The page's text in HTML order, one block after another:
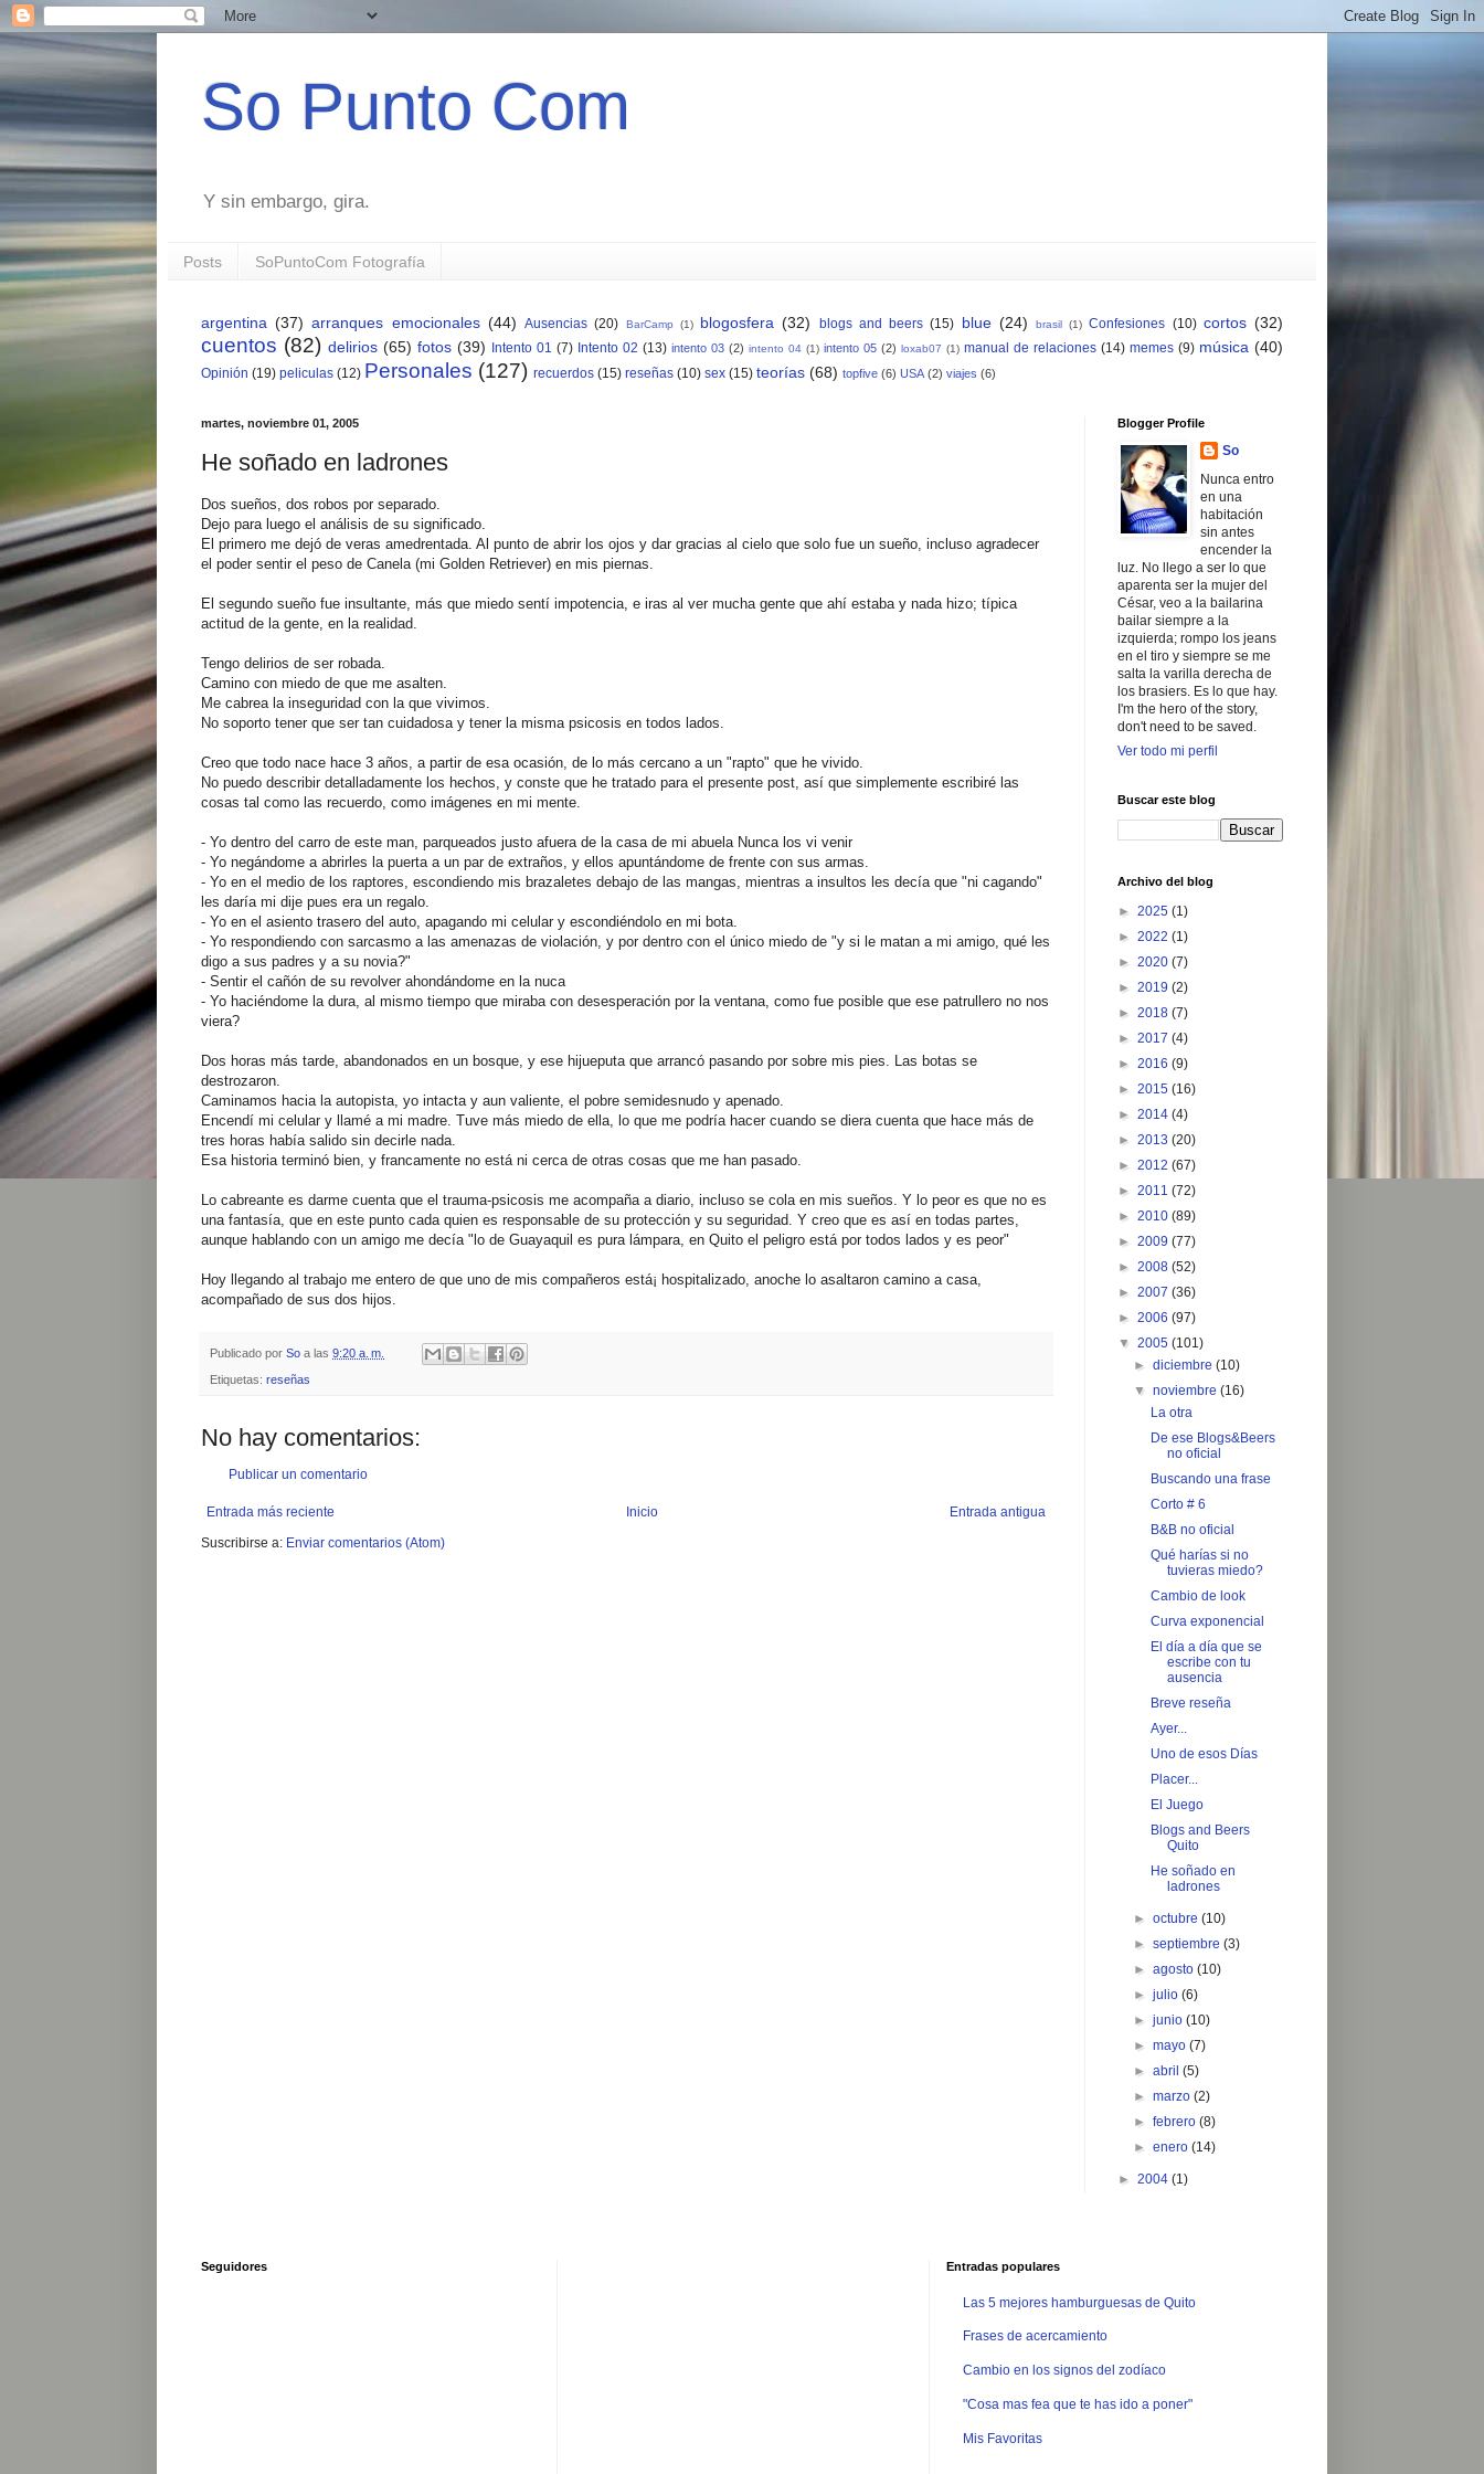
So Punto Com
Y sin embargo, gira.
Posts SoPuntoCom Fotografía
argentina (37) arranques emocionales (44) Ausencias (20) BarCamp (1) blogosfera (32) blogs and beers (15) blue (24) brasil (1) Confesiones (10) cortos (32)
cuentos (82) delirios (65) fotos (39) Intento 01 (7) Intento 02 (13) intento 03 (2) intento 04 (1) intento 05 (2) loxab07 (1) manual de relaciones (14) memes (9) música (40)
Opinión (19) peliculas (12) Personales (127) recuerdos (15) reseñas (10) sex (15) teorías (68) topfive (6) USA (2) viajes (6)
martes, noviembre 01, 2005
He soñado en ladrones
Dos sueños, dos robos por separado.
Dejo para luego el análisis de su significado.
El primero me dejó de veras amedrentada. Al punto de abrir los ojos y dar gracias al cielo que solo fue un sueño, incluso agradecer
el poder sentir el peso de Canela (mi Golden Retriever) en mis piernas.
El segundo sueño fue insultante, más que miedo sentí­ impotencia, e iras al ver mucha gente que ahí­ estaba y nada hizo; tí­pica
actitud de la gente, en la realidad.
Tengo delirios de ser robada.
Camino con miedo de que me asalten.
Me cabrea la inseguridad con la que vivimos.
No soporto tener que ser tan cuidadosa y tener la misma psicosis en todos lados.
Creo que todo nace hace 3 años, a partir de esa ocasión, de lo más cercano a un "rapto" que he vivido.
No puedo describir detalladamente los hechos, y conste que he tratado para el presente post, así que simplemente escribiré las
cosas tal como las recuerdo, como imágenes en mi mente.
- Yo dentro del carro de este man, parqueados justo afuera de la casa de mi abuela Nunca los vi venir
- Yo negándome a abrirles la puerta a un par de extraños, y ellos apuntándome de frente con sus armas.
- Yo en el medio de los raptores, escondiendo mis brazaletes debajo de las mangas, mientras a insultos les decía que "ni cagando"
les daría mi dije pues era un regalo.
- Yo en el asiento trasero del auto, apagando mi celular y escondiéndolo en mi bota.
- Yo respondiendo con sarcasmo a las amenazas de violación, y por dentro con el único miedo de "y si le matan a mi amigo, qué les
digo a sus padres y a su novia?"
- Sentir el cañón de su revolver ahondándome en la nuca
- Yo haciéndome la dura, al mismo tiempo que miraba con desesperación por la ventana, como fue posible que ese patrullero no nos
viera?
Dos horas más tarde, abandonados en un bosque, y ese hijueputa que arrancó pasando por sobre mis pies. Las botas se
destrozaron.
Caminamos hacia la autopista, yo intacta y aun valiente, el pobre semidesnudo y apenado.
Encendí mi celular y llamé a mi madre. Tuve más miedo de ella, lo que me podría hacer cuando se diera cuenta que hace más de
tres horas habí­a salido sin decirle nada.
Esa historia terminó bien, y francamente no está ni cerca de otras cosas que me han pasado.
Lo cabreante es darme cuenta que el trauma-psicosis me acompaña a diario, incluso se cola en mis sueños. Y lo peor es que no es
una fantasía, que en este punto cada quien es responsable de su protección y su seguridad. Y creo que es así en todas partes,
aunque hablando con un amigo me decía "lo de Guayaquil es pura lámpara, en Quito el peligro está por todos lados y es peor"
Hoy llegando al trabajo me entero de que uno de mis compañeros está¡ hospitalizado, anoche lo asaltaron camino a casa,
acompañado de sus dos hijos.
Publicado por So a las 9:20 a. m.
Etiquetas: reseñas
No hay comentarios:
Publicar un comentario
Entrada más reciente Entrada antigua
Inicio
Suscribirse a: Enviar comentarios (Atom)
Blogger Profile
So
Nunca entro
en una
habitación
sin antes
encender la
luz. No llego a ser lo que
aparenta ser la mujer del
César, veo a la bailarina
bailar siempre a la
izquierda; rompo los jeans
en el tiro y siempre se me
salta la varilla derecha de
los brasiers. Es lo que hay.
I'm the hero of the story,
don't need to be saved.
Ver todo mi perfil
Buscar este blog
Archivo del blog
► 2025 (1)
► 2022 (1)
► 2020 (7)
► 2019 (2)
► 2018 (7)
► 2017 (4)
► 2016 (9)
► 2015 (16)
► 2014 (4)
► 2013 (20)
► 2012 (67)
► 2011 (72)
► 2010 (89)
► 2009 (77)
► 2008 (52)
► 2007 (36)
► 2006 (97)
▼ 2005 (101)
►diciembre(10)
▼noviembre(16)
La otra
De ese Blogs&Beers
no oficial
Buscando una frase
Corto # 6
B&B no oficial
Qué harías si no
tuvieras miedo?
Cambio de look
Curva exponencial
El dí­a a dí­a que se
escribe con tu
ausencia
Breve reseña
Ayer...
Uno de esos Días
Placer...
El Juego
Blogs and Beers
Quito
He soñado en
ladrones
►octubre(10)
►septiembre(3)
►agosto(10)
►julio(6)
►junio(10)
►mayo(7)
►abril(5)
►marzo(2)
►febrero(8)
►enero(14)
► 2004 (1)
Seguidores Entradas populares
Las 5 mejores hamburguesas de Quito
Frases de acercamiento
Cambio en los signos del zodíaco
"Cosa mas fea que te has ido a poner"
Mis Favoritas